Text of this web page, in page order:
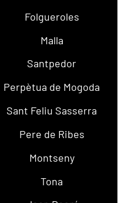
Folgueroles
Malla
Santpedor
Perpètua de Mogoda
Sant Feliu Sasserra
Pere de Ribes
Montseny
Tona